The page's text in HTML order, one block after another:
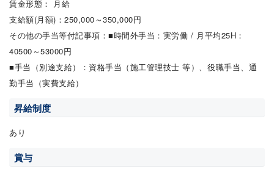
賃金形態： 月給
支給額(月額)：250,000～350,000円
その他の手当等付記事項：■時間外手当：実労働 / 月平均25H：
40500～53000円
■手当（別途支給）：資格手当（施工管理技士 等）、役職手当、通
勤手当（実費支給）
昇給制度
あり
賞与